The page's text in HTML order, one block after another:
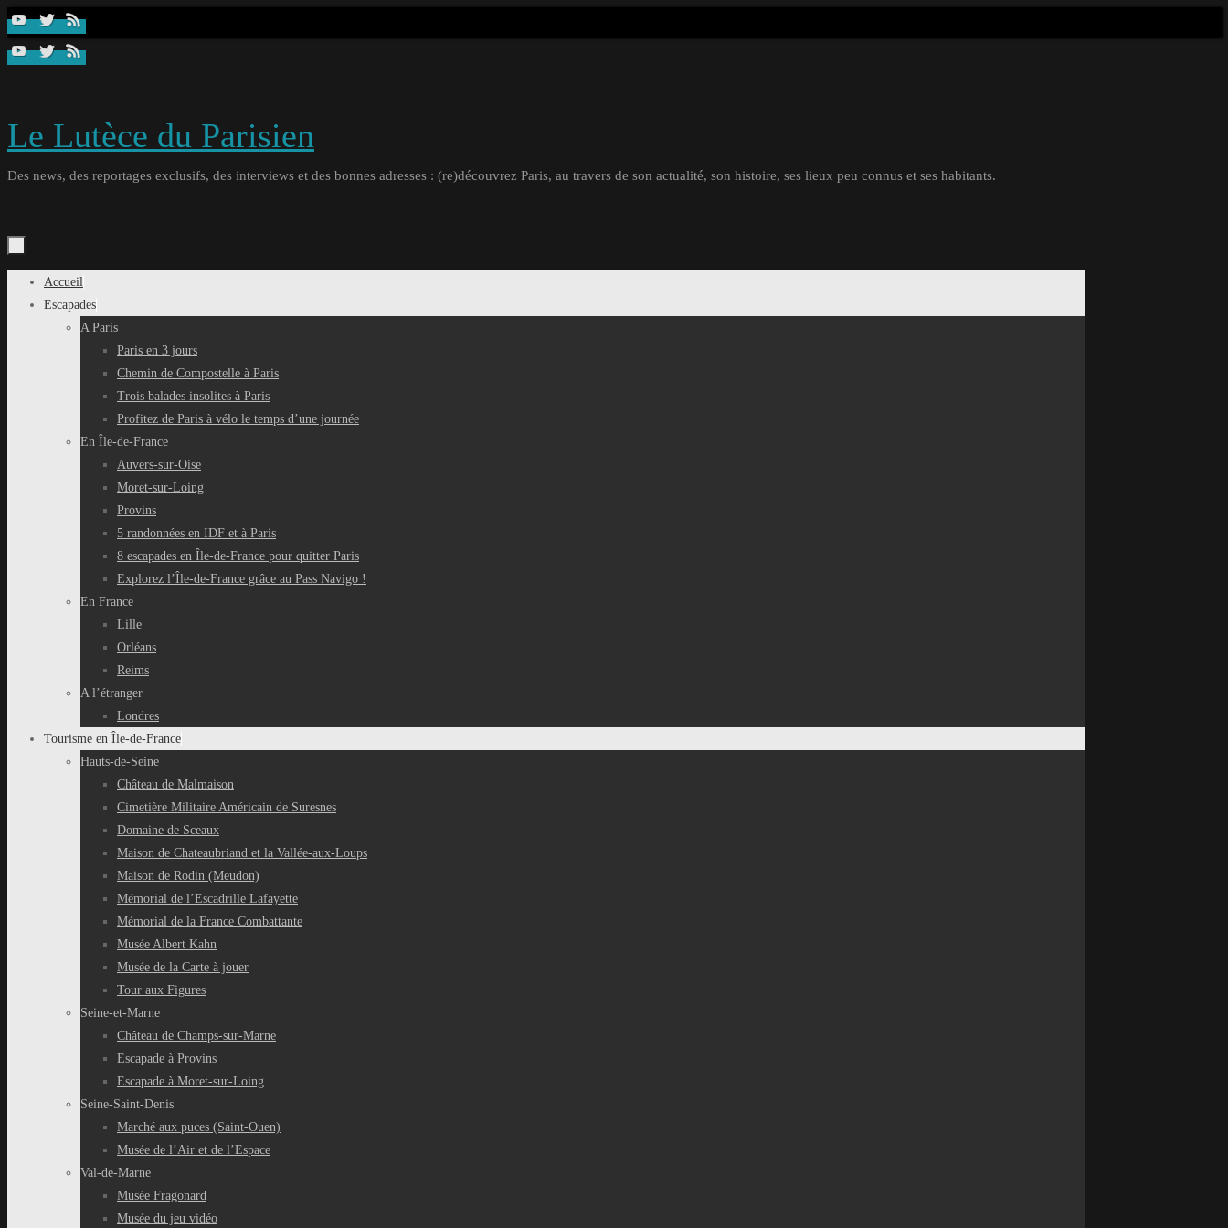
Passer
contenu
Le Lutèce du Parisien
Des news, des reportages exclusifs, des interviews et des bonnes adresses : (re)découvrez Paris, au travers de son actualité, son histoire, ses lieux peu connus et ses habitants.
Passer
Accueil
Escapades
A Paris
Paris en 3 jours
Chemin de Compostelle à Paris
Trois balades insolites à Paris
Profitez de Paris à vélo le temps d’une journée
En Île-de-France
Auvers-sur-Oise
Moret-sur-Loing
Provins
5 randonnées en IDF et à Paris
8 escapades en Île-de-France pour quitter Paris
Explorez l’Île-de-France grâce au Pass Navigo !
En France
Lille
Orléans
Reims
A l’étranger
Londres
Tourisme en Île-de-France
Hauts-de-Seine
Château de Malmaison
Cimetière Militaire Américain de Suresnes
Domaine de Sceaux
Maison de Chateaubriand et la Vallée-aux-Loups
Maison de Rodin (Meudon)
Mémorial de l’Escadrille Lafayette
Mémorial de la France Combattante
Musée Albert Kahn
Musée de la Carte à jouer
Tour aux Figures
Seine-et-Marne
Château de Champs-sur-Marne
Escapade à Provins
Escapade à Moret-sur-Loing
Seine-Saint-Denis
Marché aux puces (Saint-Ouen)
Musée de l’Air et de l’Espace
Val-de-Marne
Musée Fragonard
Musée du jeu vidéo